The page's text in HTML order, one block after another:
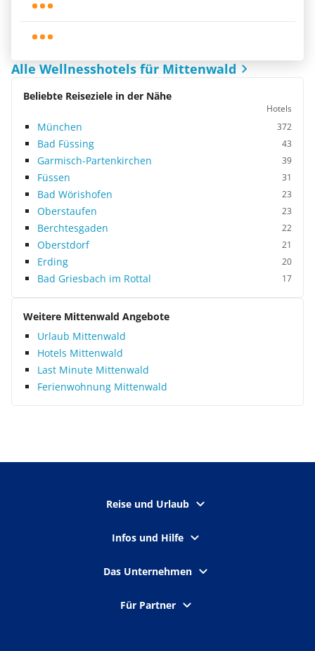
Alle Wellnesshotels für Mittenwald
Beliebte Reiseziele in der Nähe
Hotels
München 372
Bad Füssing 43
Garmisch-Partenkirchen 39
Füssen 31
Bad Wörishofen 23
Oberstaufen 23
Berchtesgaden 22
Oberstdorf 21
Erding 20
Bad Griesbach im Rottal 17
Weitere Mittenwald Angebote
Urlaub Mittenwald
Hotels Mittenwald
Last Minute Mittenwald
Ferienwohnung Mittenwald
Reise und Urlaub
Infos und Hilfe
Das Unternehmen
Für Partner